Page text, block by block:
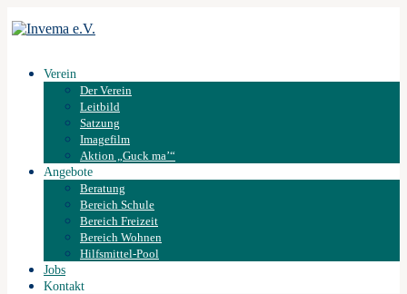
Verein
Der Verein
Leitbild
Satzung
Imagefilm
Aktion „Guck ma’“
Angebote
Beratung
Bereich Schule
Bereich Freizeit
Bereich Wohnen
Hilfsmittel-Pool
Jobs
Kontakt